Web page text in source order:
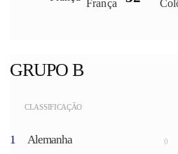
GRUPO B
CLASSIFICAÇÃO
1 Alemanha 0